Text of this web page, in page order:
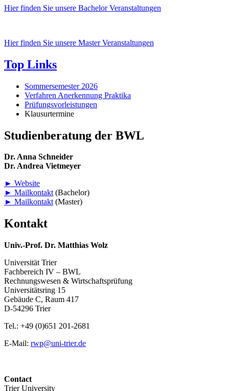
Hier finden Sie unsere Bachelor Veranstaltungen
Hier finden Sie unsere Master Veranstaltungen
Top Links
Sommersemester 2026
Verfahren Anerkennung Praktika
Prüfungsvorleistungen
Klausurtermine
Studienberatung der BWL
Dr. Anna Schneider
Dr. Andrea Vietmeyer
► Website
► Mailkontakt(Bachelor)
► Mailkontakt(Master)
Kontakt
Univ.-Prof. Dr. Matthias Wolz
Universität Trier
Fachbereich IV – BWL
Rechnungswesen & Wirtschaftsprüfung
Universitätsring 15
Gebäude C, Raum 417
D-54296 Trier
Tel.: +49 (0)651 201-2681
E-Mail: rwp@uni-trier.de
Contact
Trier University